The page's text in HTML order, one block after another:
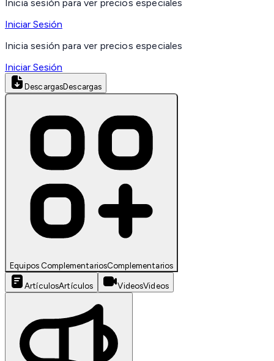
Inicia sesión para ver precios especiales
Iniciar Sesión
Inicia sesión para ver precios especiales
Iniciar Sesión
DescargasDescargas
Equipos ComplementariosComplementarios
ArtículosArtículos VideosVideos